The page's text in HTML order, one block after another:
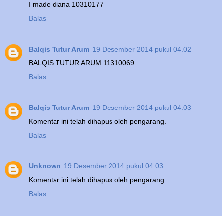
I made diana 10310177
Balas
Balqis Tutur Arum 19 Desember 2014 pukul 04.02
BALQIS TUTUR ARUM 11310069
Balas
Balqis Tutur Arum 19 Desember 2014 pukul 04.03
Komentar ini telah dihapus oleh pengarang.
Balas
Unknown 19 Desember 2014 pukul 04.03
Komentar ini telah dihapus oleh pengarang.
Balas